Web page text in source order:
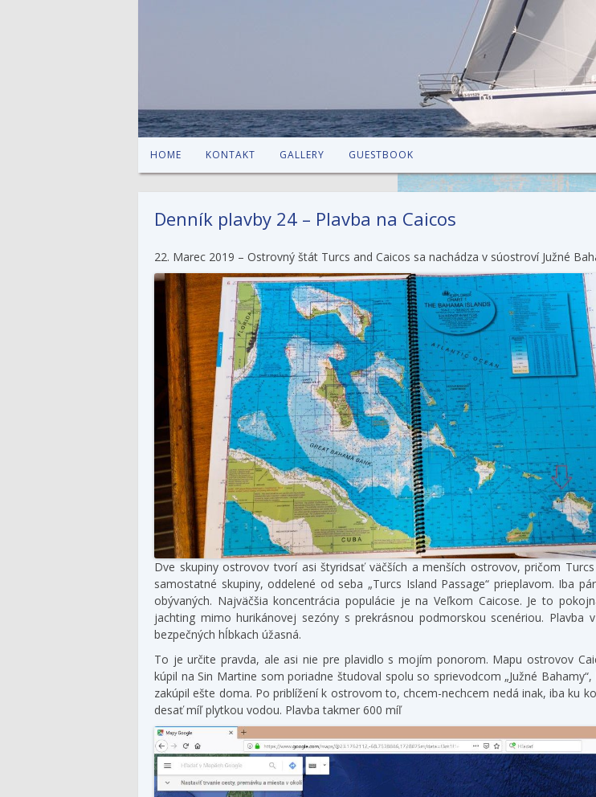
Skip to
HOME KONTAKT GALLERY GUESTBOOK
Denník plavby 24 – Plavba na Caicos
22. Marec 2019 – Ostrovný štát Turcs and Caicos sa nachádza v súostroví Južné
Dve skupiny ostrovov tvorí asi štyridsať väčších a menších ostrovov, pričom
samostatné skupiny, oddelené od seba „Turcs Island Passage“ prieplavom. Iba
obývaných. Najväčšia koncentrácia populácie je na Veľkom Caicose. Je to
jachting mimo hurikánovej sezóny s prekrásnou podmorskou scenériou. Plavba
bezpečných hĺbkach úžasná.
To je určite pravda, ale asi nie pre plavidlo s mojím ponorom. Mapu ostrovov
kúpil na Sin Martine som poriadne študoval spolu so sprievodcom „Južné
zakúpil ešte doma. Po priblížení k ostrovom to, chcem-nechcem nedá inak, iba ku
desať míľ plytkou vodou. Plavba takmer 600 míľ